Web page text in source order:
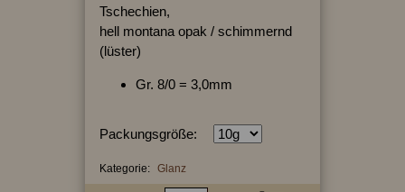
Tschechien,
hell montana opak / schimmernd
(lüster)
Gr. 8/0 = 3,0mm
Packungsgröße:
Kategorie: Glanz